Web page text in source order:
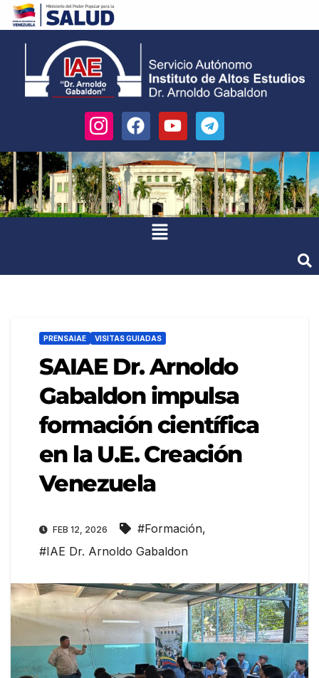
PRENSAIAE VISITAS GUIADAS
SAIAE Dr. Arnoldo
Gabaldon impulsa
formación científica
en la U.E. Creación
Venezuela
FEB 12, 2026 #Formación,
#IAE Dr. Arnoldo Gabaldon